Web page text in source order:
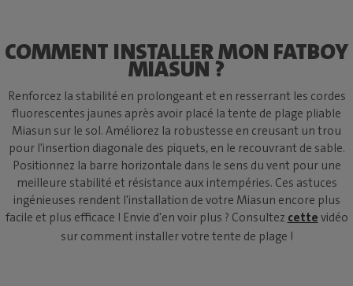
COMMENT INSTALLER MON FATBOY
MIASUN ?
Renforcez la stabilité en prolongeant et en resserrant les cordes
fluorescentes jaunes après avoir placé la tente de plage pliable
Miasun sur le sol. Améliorez la robustesse en creusant un trou
pour l'insertion diagonale des piquets, en le recouvrant de sable.
Positionnez la barre horizontale dans le sens du vent pour une
meilleure stabilité et résistance aux intempéries. Ces astuces
ingénieuses rendent l'installation de votre Miasun encore plus
facile et plus efficace ! Envie d'en voir plus ? Consultez cette vidéo
sur comment installer votre tente de plage !